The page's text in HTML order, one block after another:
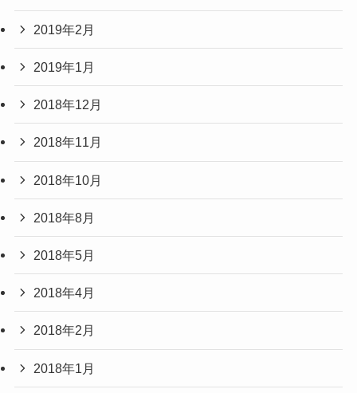
2019年2月
2019年1月
2018年12月
2018年11月
2018年10月
2018年8月
2018年5月
2018年4月
2018年2月
2018年1月